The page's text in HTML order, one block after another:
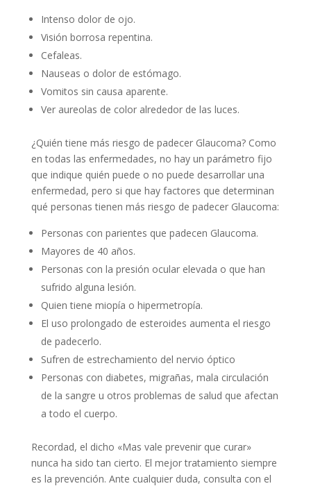
Intenso dolor de ojo.
Visión borrosa repentina.
Cefaleas.
Nauseas o dolor de estómago.
Vomitos sin causa aparente.
Ver aureolas de color alrededor de las luces.
¿Quién tiene más riesgo de padecer Glaucoma? Como
en todas las enfermedades, no hay un parámetro fijo
que indique quién puede o no puede desarrollar una
enfermedad, pero si que hay factores que determinan
qué personas tienen más riesgo de padecer Glaucoma:
Personas con parientes que padecen Glaucoma.
Mayores de 40 años.
Personas con la presión ocular elevada o que han
sufrido alguna lesión.
Quien tiene miopía o hipermetropía.
El uso prolongado de esteroides aumenta el riesgo
de padecerlo.
Sufren de estrechamiento del nervio óptico
Personas con diabetes, migrañas, mala circulación
de la sangre u otros problemas de salud que afectan
a todo el cuerpo.
Recordad, el dicho «Mas vale prevenir que curar»
nunca ha sido tan cierto. El mejor tratamiento siempre
es la prevención. Ante cualquier duda, consulta con el